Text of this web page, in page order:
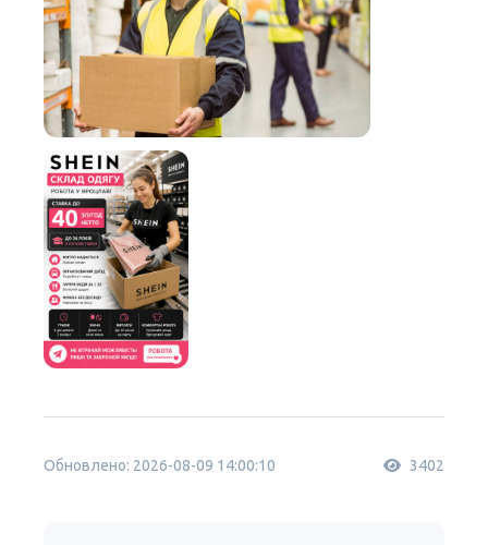
Обновлено: 2026-08-09 14:00:10 3402